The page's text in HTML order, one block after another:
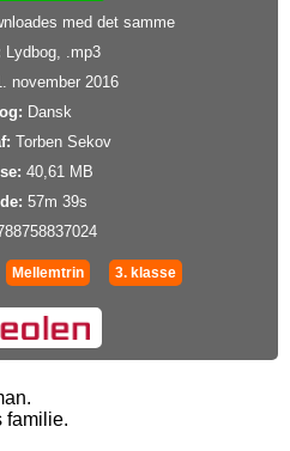
med det samme
Lydbog, .mp3
november 2016
Dansk
Torben Sekov
40,61 MB
57m 39s
Mellemtrin 3. klasse
familie.